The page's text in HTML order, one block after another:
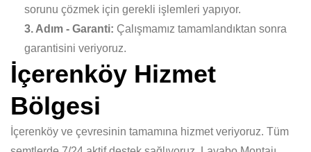
sorunu çözmek için gerekli işlemleri yapıyor.
3. Adım - Garanti: Çalışmamız tamamlandıktan sonra
garantisini veriyoruz.
İçerenköy Hizmet
Bölgesi
İçerenköy ve çevresinin tamamına hizmet veriyoruz. Tüm